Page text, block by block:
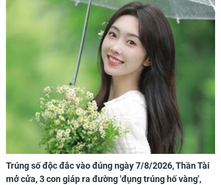
Trúng số độc đắc vào đúng ngày 7/8/2026, Thần Tài
mở cửa, 3 con giáp ra đường 'đụng trúng hố vàng',